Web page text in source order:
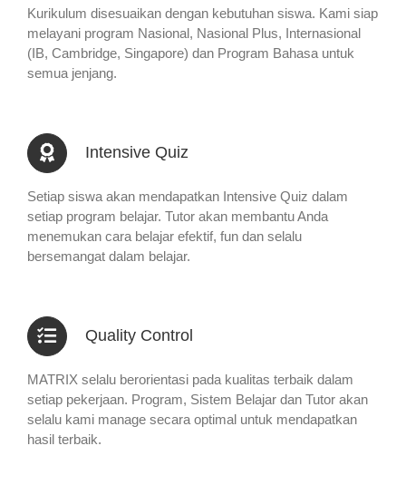
Kurikulum disesuaikan dengan kebutuhan siswa. Kami siap
melayani program Nasional, Nasional Plus, Internasional
(IB, Cambridge, Singapore) dan Program Bahasa untuk
semua jenjang.
Intensive Quiz
Setiap siswa akan mendapatkan Intensive Quiz dalam
setiap program belajar. Tutor akan membantu Anda
menemukan cara belajar efektif, fun dan selalu
bersemangat dalam belajar.
Quality Control
MATRIX selalu berorientasi pada kualitas terbaik dalam
setiap pekerjaan. Program, Sistem Belajar dan Tutor akan
selalu kami manage secara optimal untuk mendapatkan
hasil terbaik.